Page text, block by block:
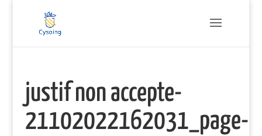
justif non accepte-
21102022162031_page-